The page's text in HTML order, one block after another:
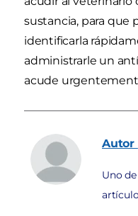
sustancia, para que
identificarla
administrarle un
acude
Autor
Uno